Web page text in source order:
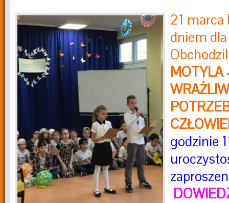
21 marca
dniem
MOTYLA
godzinie